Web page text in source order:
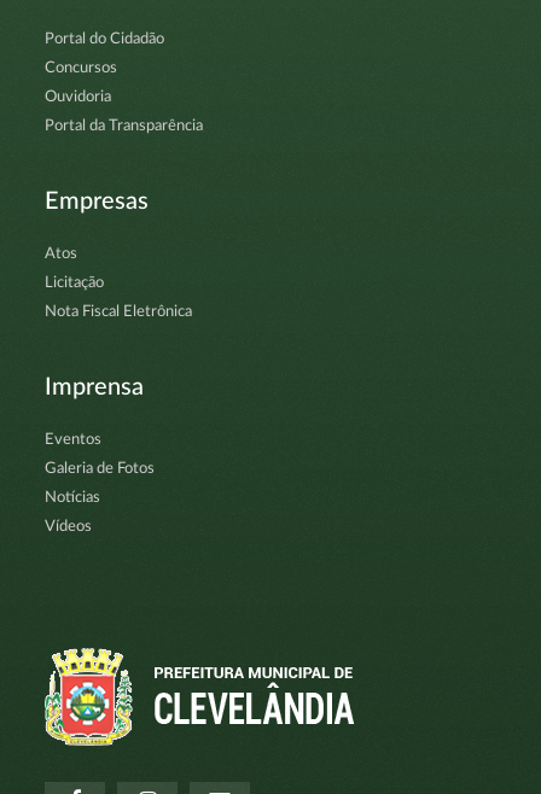
Portal do Cidadão
Concursos
Ouvidoria
Portal da Transparência
Empresas
Atos
Licitação
Nota Fiscal Eletrônica
Imprensa
Eventos
Galeria de Fotos
Notícias
Vídeos